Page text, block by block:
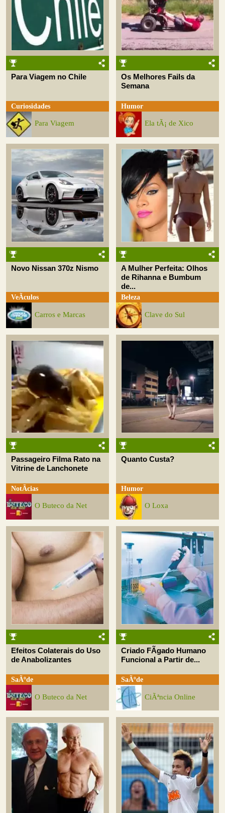
Para Viagem no Chile
Curiosidades
Para Viagem
Os Melhores Fails da
Semana
Humor
Ela tÃ¡ de Xico
Novo Nissan 370z Nismo
VeÃ­culos
Carros e Marcas
A Mulher Perfeita: Olhos
de Rihanna e Bumbum
de...
Beleza
Clave do Sul
Passageiro Filma Rato na
Vitrine de Lanchonete
NotÃ­cias
O Buteco da Net
Quanto Custa?
Humor
O Loxa
Efeitos Colaterais do Uso
de Anabolizantes
SaÃºde
O Buteco da Net
Criado FÃ­gado Humano
Funcional a Partir de...
SaÃºde
CiÃªncia Online